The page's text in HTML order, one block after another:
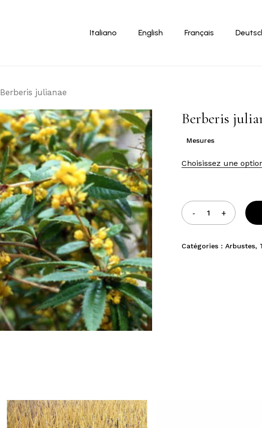
Italiano English Français
Berberis julianae
Berberis
Mesures
Choisissez une
Catégories :Arbustes,